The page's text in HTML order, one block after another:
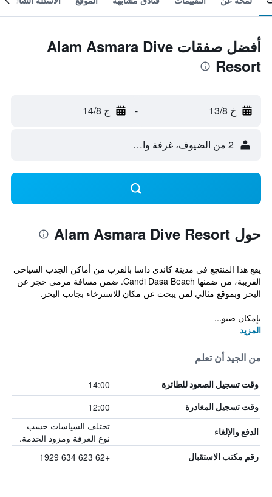
أفضل صفقات Alam Asmara Dive
Resort
خ 13/8 - ج 14/8
2 من الضيوف، غرفة واحدة
حول Alam Asmara Dive Resort
يقع هذا المنتجع في مدينة كاندي داسا بالقرب من أماكن الجذب السياحي
القريبة، من ضمنها Candi Dasa Beach. ضمن مسافة مرمى حجر عن
البحر وبموقع مثالي لمن يبحث عن مكان للاسترخاء بجانب البحر.
بإمكان ضيو...
المزيد
من الجيد أن تعلم
وقت تسجيل الصعود للطائرة 14:00
وقت تسجيل المغادرة 12:00
الدفع والإلغاء
تختلف السياسات حسب
نوع الغرفة ومزود الخدمة.
رقم مكتب الاستقبال +62 623 634 1929